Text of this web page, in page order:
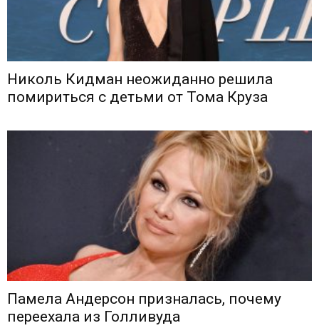
Николь Кидман неожиданно решила
помириться с детьми от Тома Круза
Памела Андерсон призналась, почему
переехала из Голливуда